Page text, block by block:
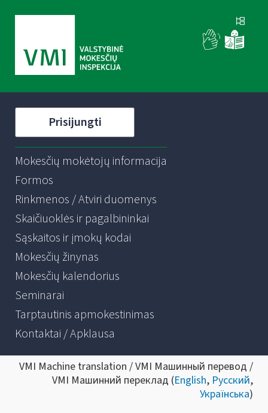
Prisijungti
Mokesčių mokėtojų informacija
Formos
Rinkmenos / Atviri duomenys
Skaičiuoklės ir pagalbininkai
Sąskaitos ir įmokų kodai
Mokesčių žinynas
Mokesčių kalendorius
Seminarai
Tarptautinis apmokestinimas
Kontaktai / Apklausa
VMI Machine translation / VMI Машинный перевод /
VMI Машинний переклад (English, Русский,
Українська)